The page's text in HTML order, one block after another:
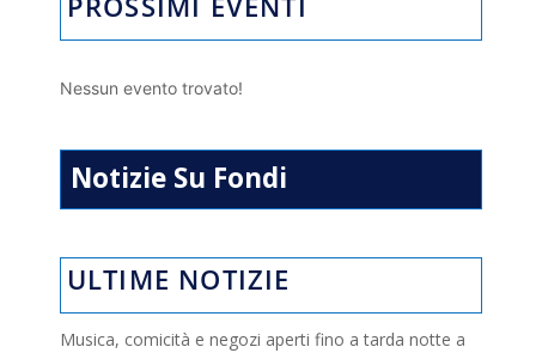
Nessun evento trovato!
Notizie Su Fondi
ULTIME NOTIZIE
Musica, comicità e negozi aperti fino a tarda notte a